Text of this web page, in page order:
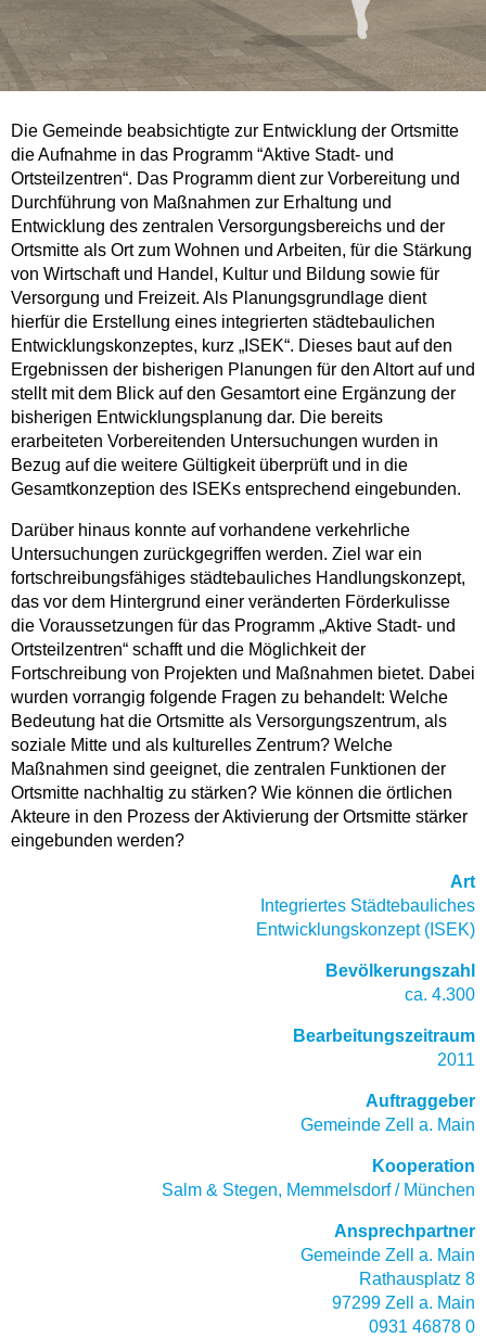
Die Gemeinde beabsichtigte zur Entwicklung der Ortsmitte
die Aufnahme in das Programm “Aktive Stadt- und
Ortsteilzentren“. Das Programm dient zur Vorbereitung und
Durchführung von Maßnahmen zur Erhaltung und
Entwicklung des zentralen Versorgungsbereichs und der
Ortsmitte als Ort zum Wohnen und Arbeiten, für die Stärkung
von Wirtschaft und Handel, Kultur und Bildung sowie für
Versorgung und Freizeit. Als Planungsgrundlage dient
hierfür die Erstellung eines integrierten städtebaulichen
Entwicklungskonzeptes, kurz „ISEK“. Dieses baut auf den
Ergebnissen der bisherigen Planungen für den Altort auf und
stellt mit dem Blick auf den Gesamtort eine Ergänzung der
bisherigen Entwicklungsplanung dar. Die bereits
erarbeiteten Vorbereitenden Untersuchungen wurden in
Bezug auf die weitere Gültigkeit überprüft und in die
Gesamtkonzeption des ISEKs entsprechend eingebunden.
Darüber hinaus konnte auf vorhandene verkehrliche
Untersuchungen zurückgegriffen werden. Ziel war ein
fortschreibungsfähiges städtebauliches Handlungskonzept,
das vor dem Hintergrund einer veränderten Förderkulisse
die Voraussetzungen für das Programm „Aktive Stadt- und
Ortsteilzentren“ schafft und die Möglichkeit der
Fortschreibung von Projekten und Maßnahmen bietet. Dabei
wurden vorrangig folgende Fragen zu behandelt: Welche
Bedeutung hat die Ortsmitte als Versorgungszentrum, als
soziale Mitte und als kulturelles Zentrum? Welche
Maßnahmen sind geeignet, die zentralen Funktionen der
Ortsmitte nachhaltig zu stärken? Wie können die örtlichen
Akteure in den Prozess der Aktivierung der Ortsmitte stärker
eingebunden werden?
Art
Integriertes Städtebauliches
Entwicklungskonzept (ISEK)
Bevölkerungszahl
ca. 4.300
Bearbeitungszeitraum
2011
Auftraggeber
Gemeinde Zell a. Main
Kooperation
Salm & Stegen, Memmelsdorf / München
Ansprechpartner
Gemeinde Zell a. Main
Rathausplatz 8
97299 Zell a. Main
0931 46878 0